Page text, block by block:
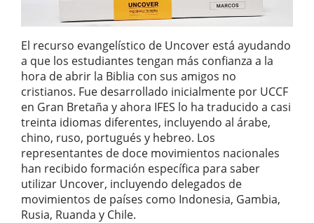
El recurso evangelístico de Uncover está ayudando
a que los estudiantes tengan más confianza a la
hora de abrir la Biblia con sus amigos no
cristianos. Fue desarrollado inicialmente por UCCF
en Gran Bretaña y ahora IFES lo ha traducido a casi
treinta idiomas diferentes, incluyendo al árabe,
chino, ruso, portugués y hebreo. Los
representantes de doce movimientos nacionales
han recibido formación específica para saber
utilizar Uncover, incluyendo delegados de
movimientos de países como Indonesia, Gambia,
Rusia, Ruanda y Chile.